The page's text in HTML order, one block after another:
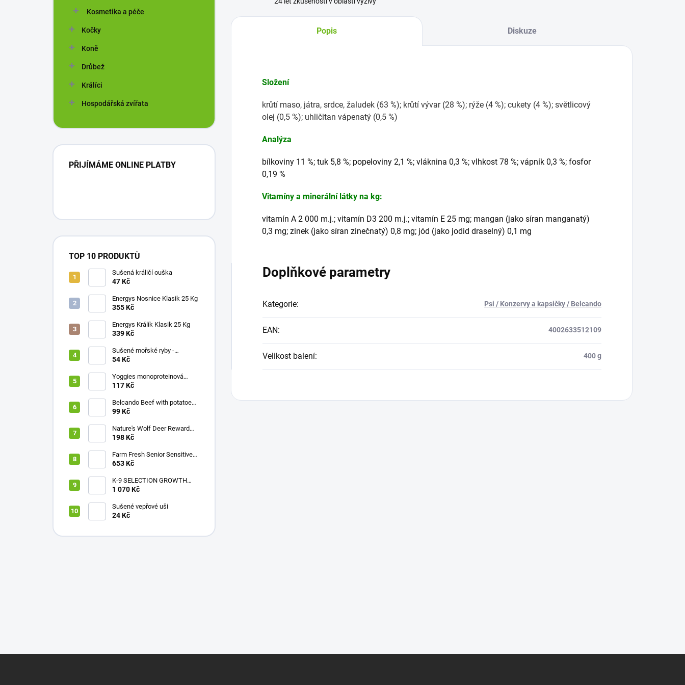
Kosmetika a péče
Kočky
Koně
Drůbež
Králíci
Hospodářská zvířata
PŘIJÍMÁME ONLINE PLATBY
TOP 10 PRODUKTŮ
Sušená králičí ouška
47 Kč
Energys Nosnice Klasik 25 Kg
355 Kč
Energys Králík Klasik 25 Kg
339 Kč
Sušené mořské ryby -
sardinky
54 Kč
Yoggies monoproteinová
hovězí konzerva pro psy s
800g
117 Kč
Belcando Beef with potatoes
& peas
99 Kč
Nature's Wolf Deer Reward
stripes 300 g
198 Kč
Farm Fresh Senior Sensitive
Reindeer 5 Kg
653 Kč
K-9 SELECTION GROWTH
FORMULA 12 Kg
1 070 Kč
Sušené vepřové uši
24 Kč
Popis Diskuze
Složení
krůtí maso, játra, srdce, žaludek (63 %); krůtí vývar (28 %); rýže (4 %); cukety (4 %); světlicový
olej (0,5 %); uhličitan vápenatý (0,5 %)
Analýza
bílkoviny 11 %; tuk 5,8 %; popeloviny 2,1 %; vláknina 0,3 %; vlhkost 78 %; vápník 0,3 %; fosfor
0,19 %
Vitamíny a minerální látky na kg:
vitamín A 2 000 m.j.; vitamín D3 200 m.j.; vitamín E 25 mg; mangan (jako síran manganatý)
0,3 mg; zinek (jako síran zinečnatý) 0,8 mg; jód (jako jodid draselný) 0,1 mg
Doplňkové parametry
Kategorie: Psi / Konzervy a kapsičky / Belcando
EAN: 4002633512109
Velikost balení: 400 g